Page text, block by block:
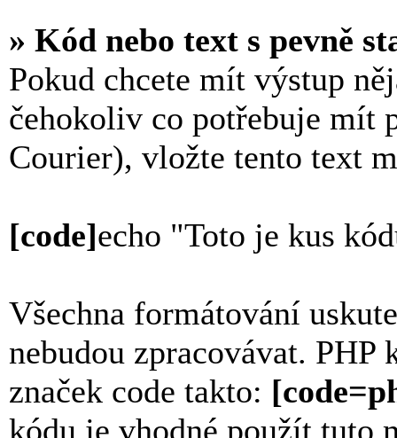
» Kód nebo text s pevně
Pokud chcete mít výstup
čehokoliv co potřebuje mít
Courier), vložte tento text
[code]echo "Toto je kus
Všechna formátování
nebudou zpracovávat.
značek code takto:
kódu je vhodné použít tuto